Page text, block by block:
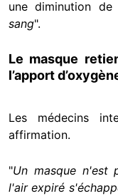
une diminution de
sang".
Le masque
l’apport
Les médecins
affirmation.
"Un masque n'est
l'air expiré